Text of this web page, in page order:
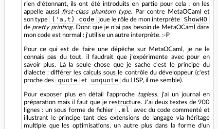
rien d'étonnant, ils ont été introduits en partie pour cela : on les
appelle aussi first-class phantom type. Par contre MetaOCaml et
son type
('a,t) code joue le rôle de mon interprète ShowHO
de pretty printing. Donc que je n'ai pas besoin de MetaOCaml dans
mon code est normal : j'utilise un autre interprète. :-P
Pour ce qui est de faire une dépêche sur MetaOCaml, je ne le
connais pas du tout, il faudrait que j'expérimente avec pour en
savoir plus. Là la seule chose que je sache c'est le principe du
dialecte : différer les calculs sous le contrôle du développeur (c'est
proche des
quote et unquote du LISP, il me semble).
Pour exposer plus en détail l'approche tagless, j'ai un journal en
préparation mais il faut que je restructure. J'ai deux textes de 900
lignes : un sous forme de fichier
.ml
avec du code commenté et
illustrant le principe tant des extensions de langage via héritage
multiple que les optimisations, un autre plus dans la forme d'un